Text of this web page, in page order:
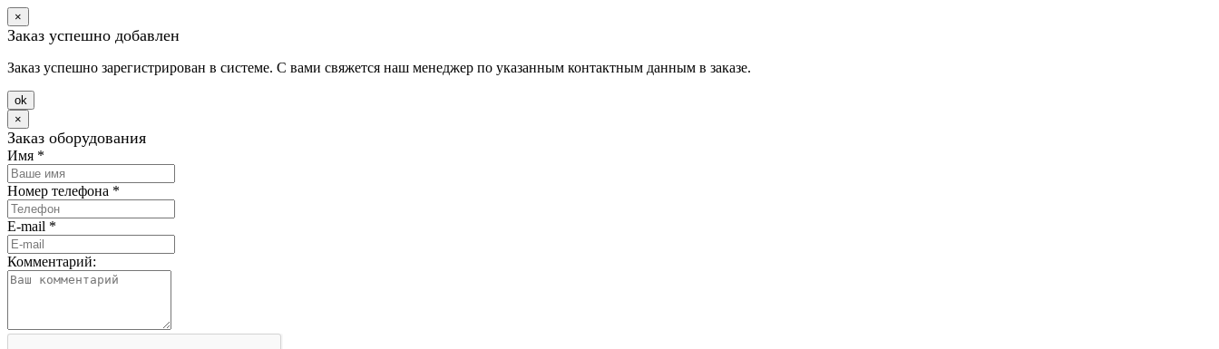
×
Заказ успешно добавлен
Заказ успешно зарегистрирован в системе. С вами свяжется наш менеджер по указанным контактным данным в заказе.
оk
×
Заказ оборудования
Имя *
Номер телефона *
E-mail *
Комментарий: